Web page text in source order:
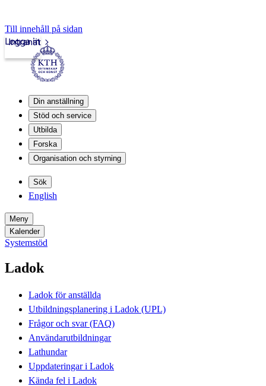
Till innehåll på sidan
Intranät
Logga in
Din anställning
Stöd och service
Utbilda
Forska
Organisation och styrning
Sök
English
Meny
Kalender
Systemstöd
Ladok
Ladok för anställda
Utbildningsplanering i Ladok (UPL)
Frågor och svar (FAQ)
Användarutbildningar
Lathundar
Uppdateringar i Ladok
Kända fel i Ladok